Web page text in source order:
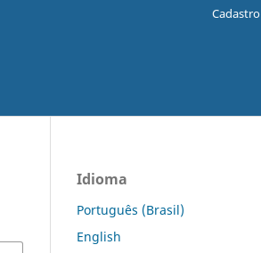
Cadastro
Idioma
Português (Brasil)
English